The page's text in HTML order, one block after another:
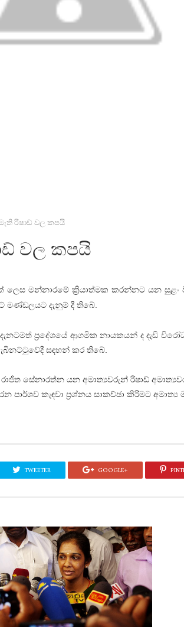
රිෂාඩ් වල කපයි
වල කපයි
ලෙස මන්නාරමේ ක්‍රියාත්මක කරන්නට යන සුළං
මණ්ඩලයට දැනුම් දී තිබේ.
ප්‍රදේශයේ ආගමික නායකයන් ද දැඩි
සඳහන් කර තිබේ.
සේනාරත්න යන අමාත්‍යවරුන් රිෂාඩ්
කැඳවා ප්‍රශ්නය සාකච්ඡා කිරීමට
TWEETER GOOGLE+